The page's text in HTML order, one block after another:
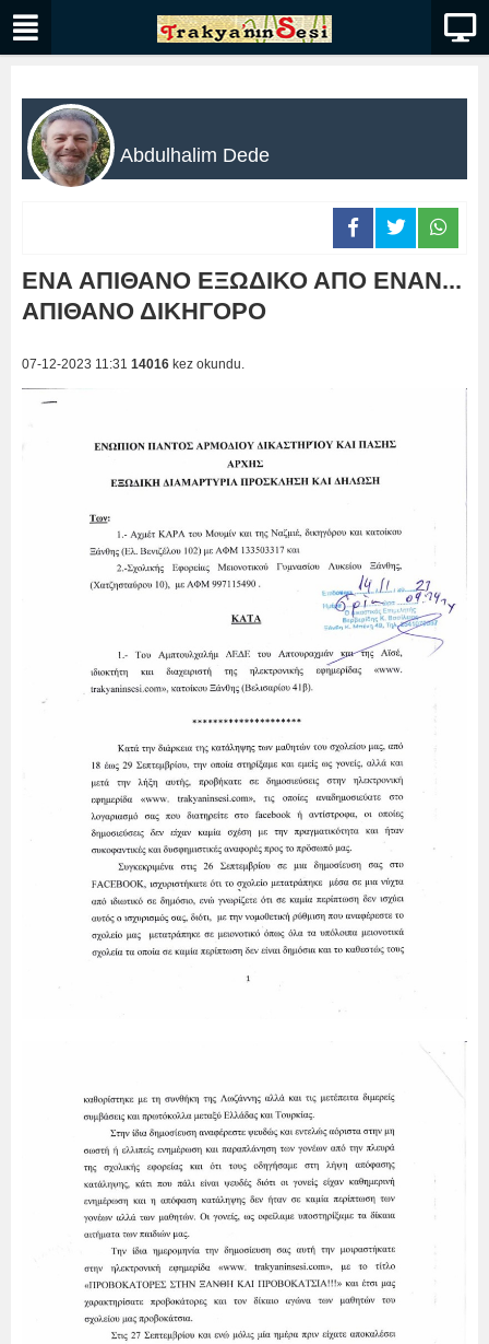
Abdulhalim Dede
ΕΝΑ ΑΠΙΘΑΝΟ ΕΞΩΔΙΚΟ ΑΠΟ ΕΝΑΝ...
ΑΠΙΘΑΝΟ ΔΙΚΗΓΟΡΟ
07-12-2023 11:31 14016 kez okundu.